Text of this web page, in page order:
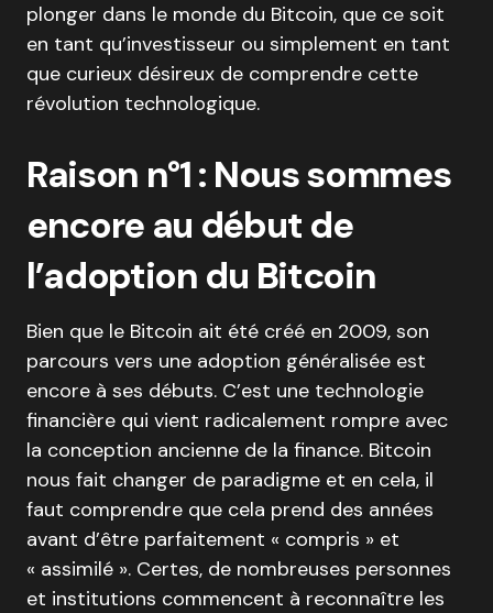
plonger dans le monde du Bitcoin, que ce soit
en tant qu’investisseur ou simplement en tant
que curieux désireux de comprendre cette
révolution technologique.
Raison n°1 : Nous sommes
encore au début de
l’adoption du Bitcoin
Bien que le Bitcoin ait été créé en 2009, son
parcours vers une adoption généralisée est
encore à ses débuts. C’est une technologie
financière qui vient radicalement rompre avec
la conception ancienne de la finance. Bitcoin
nous fait changer de paradigme et en cela, il
faut comprendre que cela prend des années
avant d’être parfaitement « compris » et
« assimilé ». Certes, de nombreuses personnes
et institutions commencent à reconnaître les